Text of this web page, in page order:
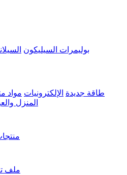
بوليمرات السيليكون
طاقة جديدة الإلكترونيات مواد
المنزل
ملف